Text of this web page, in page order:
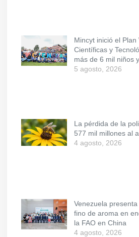
Mincyt inició el Plan
Científicas y
más de 6 mil niños
5 agosto, 2026
La pérdida de la
577 mil millones al
4 agosto, 2026
Venezuela
fino de aroma en
la FAO en China
4 agosto, 2026